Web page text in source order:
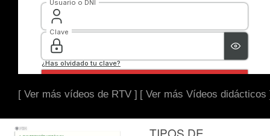
[ Ver más vídeos de RTV ] [ Ver más Vídeos didácticos
TIPOS DE